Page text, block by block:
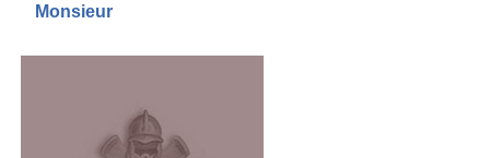
Monsieur